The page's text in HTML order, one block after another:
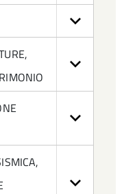
Servizio Affari